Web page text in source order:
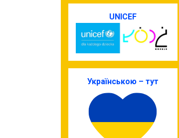
UNICEF
Українською – тут